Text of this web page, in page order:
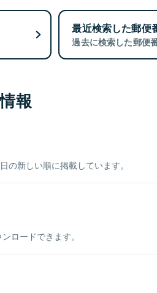
最近検索した郵便
過去に検索した郵便
報
の新しい順に掲載しています。
ロードできます。